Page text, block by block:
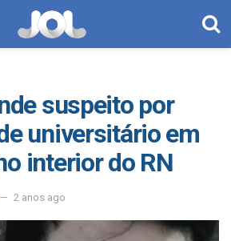
suspeito por
universitário em
interior do RN
2 anos ago